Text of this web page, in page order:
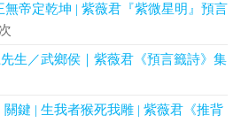
無帝定乾坤 | 紫薇君『紫微星明』預言
生／武鄉侯｜紫薇君《預言籤詩》集
鍵 | 生我者猴死我雕 | 紫薇君《推背